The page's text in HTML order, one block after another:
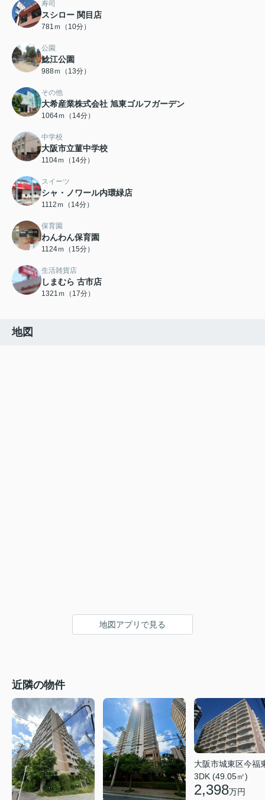
寿司
スシロー 関目店
781ｍ（10分）
公園
鯰江公園
988ｍ（13分）
その他
大希産業株式会社 旭東ゴルフガーデン
1064ｍ（14分）
中学校
大阪市立菫中学校
1104ｍ（14分）
スイーツ
シャ・ノワール内環緑店
1112ｍ（14分）
保育園
わんわん保育園
1124ｍ（15分）
生活雑貨店
しまむら 古市店
1321ｍ（17分）
地図
地図アプリで見る
近隣の物件
大阪市城東区今福
3DK (49.05㎡)
2,398万円